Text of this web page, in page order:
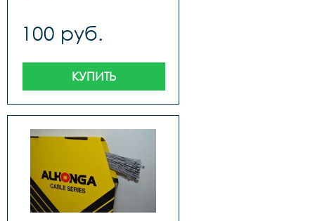
100 руб.
КУПИТЬ